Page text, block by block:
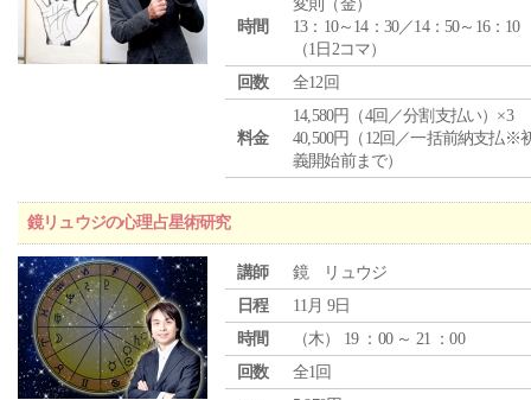
時間
変則（金）
13：10～14：30／14：50～16：10
（1日2コマ）
回数
全12回
料金
14,580円（4回／分割支払い）×3
40,500円（12回／一括前納支払※
義開始前まで）
鏡リュウジの心理占星術研究
講師
鏡 リュウジ
日程
11月 9日
時間
（木） 19 ：00 ～ 21 ：00
回数
全1回